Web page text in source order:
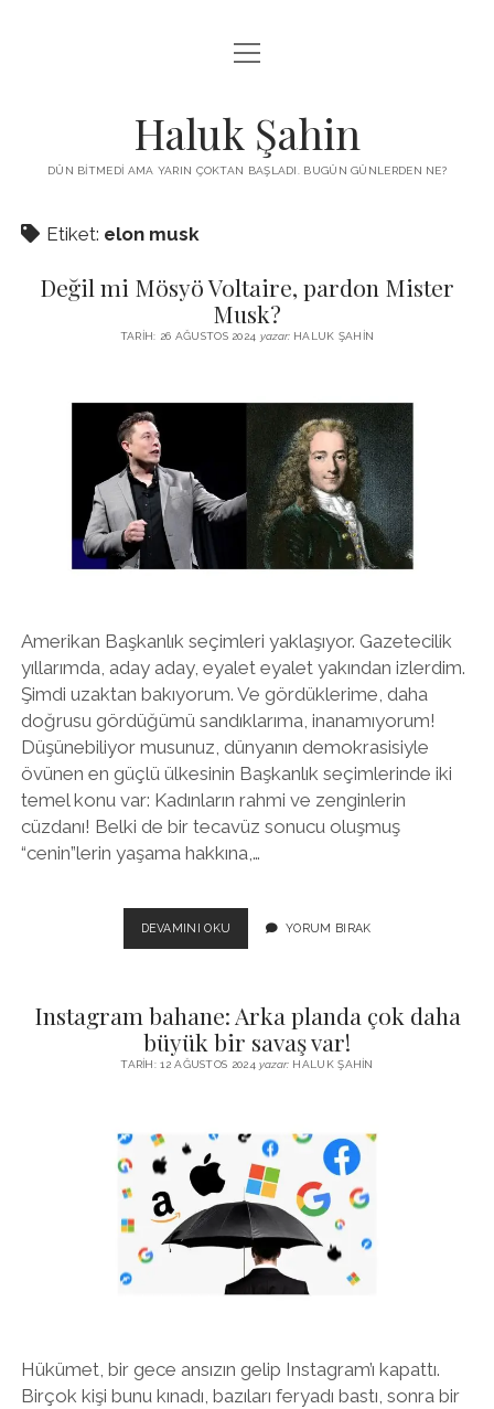
KUTUP YILDIZI
MENDIREK YAZILARI
İYI YAŞAM VE MUTLULUK ÜZERINE
BABIALI’DE CINAYET
BIZ KIMIZ?
DERS NOTLARI – LECTURE NOTES
YAZMADAN EDEMEDIM
HABERLER / NEWS
twitterfacebook
instagram
menüyü
aç
Haluk Şahin
DÜN BITMEDI AMA YARIN ÇOKTAN BAŞLADI. BUGÜN GÜNLERDEN NE?
Etiket: elon musk
Değil mi Mösyö Voltaire, pardon Mister
Musk?
TARIH: 26 AĞUSTOS 2024 yazar:HALUK ŞAHIN
Amerikan Başkanlık seçimleri yaklaşıyor. Gazetecilik
yıllarımda, aday aday, eyalet eyalet yakından izlerdim.
Şimdi uzaktan bakıyorum. Ve gördüklerime, daha
doğrusu gördüğümü sandıklarıma, inanamıyorum!
Düşünebiliyor musunuz, dünyanın demokrasisiyle
övünen en güçlü ülkesinin Başkanlık seçimlerinde iki
temel konu var: Kadınların rahmi ve zenginlerin
cüzdanı! Belki de bir tecavüz sonucu oluşmuş
“cenin”lerin yaşama hakkına,…
DEVAMINI OKU
MI
PARDON
MISTER
MUSK?
YORUM BIRAK
Instagram bahane: Arka planda çok daha
büyük bir savaş var!
TARIH: 12 AĞUSTOS 2024yazar: HALUK ŞAHIN
Hükümet, bir gece ansızın gelip Instagram’ı kapattı.
Birçok kişi bunu kınadı, bazıları feryadı bastı, sonra bir